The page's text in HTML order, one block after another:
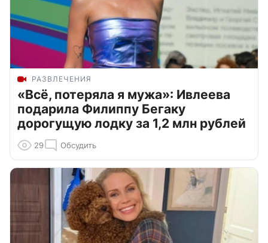
РАЗВЛЕЧЕНИЯ
«Всё, потеряла я мужа»: Ивлеева
подарила Филиппу Бегаку
дорогущую лодку за 1,2 млн рублей
29 Обсудить